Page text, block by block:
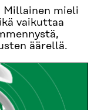
Millainen mieli
vaikuttaa
äärellä.